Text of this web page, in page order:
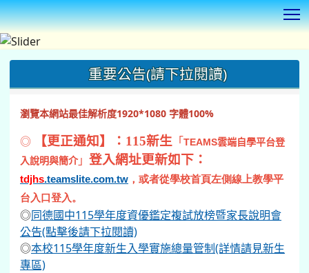
重要公告(請下拉閱讀)
瀏覽本網站最佳解析度1920*1080 字體100%
◎ 【更正通知】：115新生 「 TEAMS雲端自學平台登
入說明與簡介」 登入網址更新如下：
tdjhs.teamslite.com.tw ，或者從學校首頁左側線上教學平
台入口登入。
◎同德國中115學年度資優鑑定複試放榜暨家長說明會
公告(點擊後請下拉閱讀)
◎本校115學年度新生入學實施總量管制(詳情請見新生
專區)